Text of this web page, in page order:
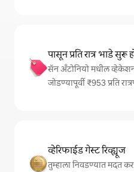
पासून प्रति रात्र भाडे सुरू
सॅन अँटोनियो मधील
जोडण्यापूर्वी ₹953 प्रति
व्हेरिफाईड गेस्ट रिव्ह्यूज
तुम्हाला निवडण्यात मदत